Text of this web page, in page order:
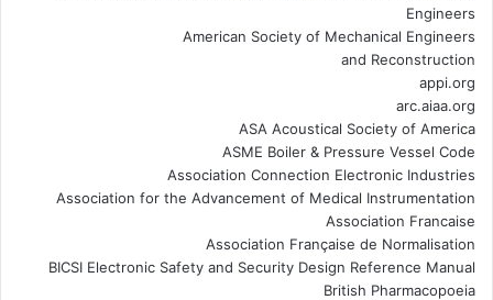
Engineers
American Society of Mechanical Engineers
and Reconstruction
appi.org
arc.aiaa.org
ASA Acoustical Society of America
ASME Boiler & Pressure Vessel Code
Association Connection Electronic Industries
Association for the Advancement of Medical Instrumentation
Association Francaise
Association Française de Normalisation
BICSI Electronic Safety and Security Design Reference Manual
British Pharmacopoeia